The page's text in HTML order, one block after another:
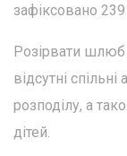
зафіксовано
Розірвати
відсутні
розподілу, а
дітей.